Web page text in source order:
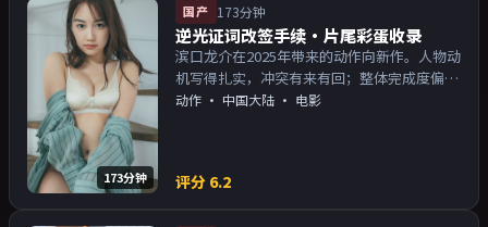
173分钟
国产 173分钟
逆光证词改签手续·片尾彩蛋收录
滨口龙介在2025年带来的动作向新作。人物动
机写得扎实，冲突有来有回；整体完成度偏院
线质感。主演以演技派为主，适合喜欢强叙事
动作 · 中国大陆 · 电影
评分 6.2